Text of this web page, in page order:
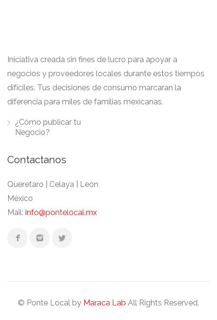
Iniciativa creada sin fines de lucro para apoyar a
negocios y proveedores locales durante estos tiempos
difíciles. Tus decisiones de consumo marcaran la
diferencia para miles de familias mexicanas.
¿Cómo publicar tu
Negocio?
Contactanos
Queretaro | Celaya | León
México
Mail: info@pontelocal.mx
© Ponte Local by Maraca Lab All Rights Reserved.